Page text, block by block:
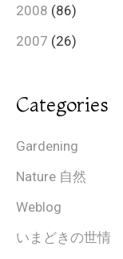
2008 (86)
2007 (26)
Categories
Gardening
Nature 自然
Weblog
いまどきの世情